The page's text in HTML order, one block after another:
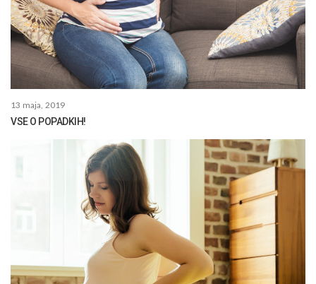
13 maja, 2019
VSE O POPADKIH!